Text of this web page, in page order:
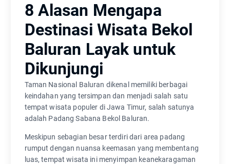
8 Alasan Mengapa
Destinasi Wisata Bekol
Baluran Layak untuk
Dikunjungi
Taman Nasional Baluran dikenal memiliki berbagai
keindahan yang tersimpan dan menjadi salah satu
tempat wisata populer di Jawa Timur, salah satunya
adalah Padang Sabana Bekol Baluran.
Meskipun sebagian besar terdiri dari area padang
rumput dengan nuansa keemasan yang membentang
luas, tempat wisata ini menyimpan keanekaragaman